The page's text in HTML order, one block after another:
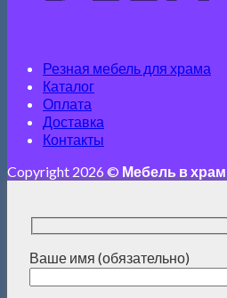
Резная мебель для храма
Каталог
Оплата
Доставка
Контакты
Copyright 2026 ©Мебель в храм
Ваше имя (обязательно)